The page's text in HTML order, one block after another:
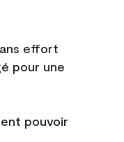
effort
pour une
pouvoir